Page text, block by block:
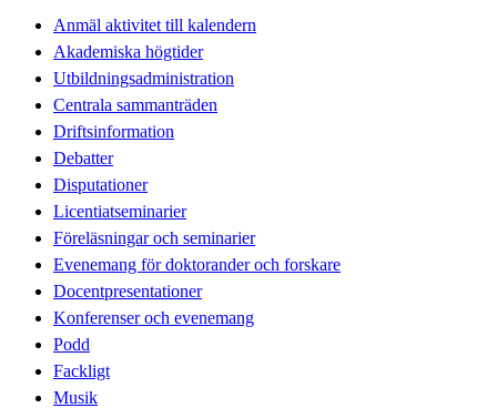
Anmäl aktivitet till kalendern
Akademiska högtider
Utbildningsadministration
Centrala sammanträden
Driftsinformation
Debatter
Disputationer
Licentiatseminarier
Föreläsningar och seminarier
Evenemang för doktorander och forskare
Docentpresentationer
Konferenser och evenemang
Podd
Fackligt
Musik